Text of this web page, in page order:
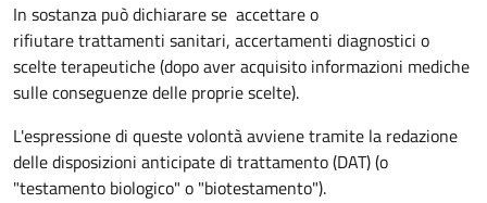
In sostanza può dichiarare se accettare o
rifiutare trattamenti sanitari, accertamenti diagnostici o
scelte terapeutiche (dopo aver acquisito informazioni mediche
sulle conseguenze delle proprie scelte).
L'espressione di queste volontà avviene tramite la redazione
delle disposizioni anticipate di trattamento (DAT) (o
"testamento biologico" o "biotestamento").